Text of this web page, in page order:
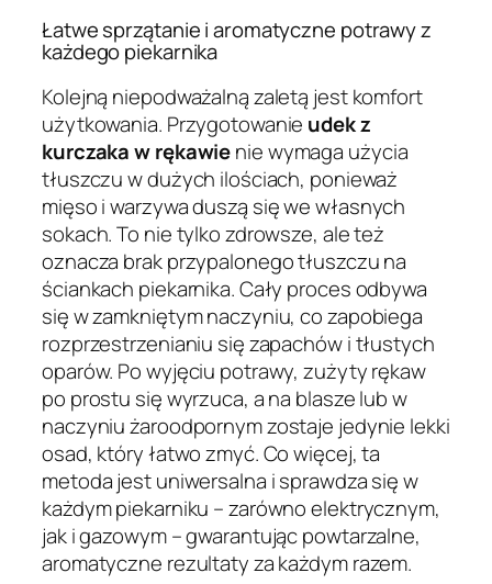
Łatwe sprzątanie i aromatyczne potrawy z
każdego piekarnika
Kolejną niepodważalną zaletą jest komfort
użytkowania. Przygotowanie udek z
kurczaka w rękawienie wymaga użycia
tłuszczu w dużych ilościach, ponieważ
mięso i warzywa duszą się we własnych
sokach. To nie tylko zdrowsze, ale też
oznacza brak przypalonego tłuszczu na
ściankach piekarnika. Cały proces odbywa
się w zamkniętym naczyniu, co zapobiega
rozprzestrzenianiu się zapachów i tłustych
oparów. Po wyjęciu potrawy, zużyty rękaw
po prostu się wyrzuca, a na blasze lub w
naczyniu żaroodpornym zostaje jedynie lekki
osad, który łatwo zmyć. Co więcej, ta
metoda jest uniwersalna i sprawdza się w
każdym piekarniku – zarówno elektrycznym,
jak i gazowym – gwarantując powtarzalne,
aromatyczne rezultaty za każdym razem.